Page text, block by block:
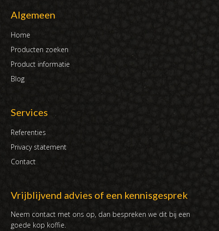
Algemeen
Home
Producten zoeken
Product informatie
Blog
Services
Referenties
Privacy statement
Contact
Vrijblijvend advies of een kennisgesprek
Neem contact met ons op, dan bespreken we dit bij een
goede kop koffie.